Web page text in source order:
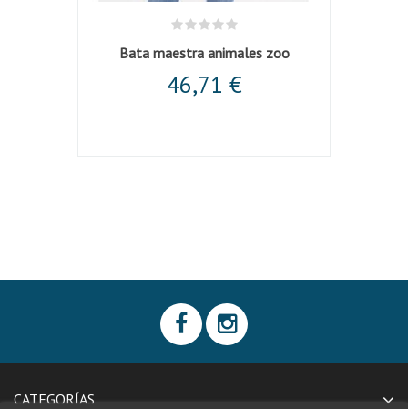
Bata maestra animales zoo
46,71 €
CATEGORÍAS